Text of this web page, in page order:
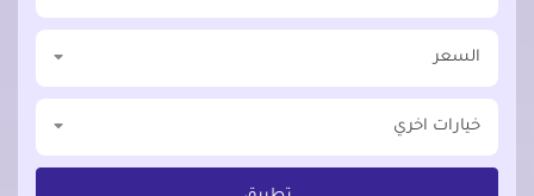
السعر
خيارات اخري